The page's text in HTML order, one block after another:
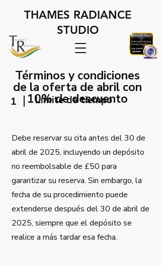
THAMES RADIANCE
STUDIO
1 Límite de tiempo
Debe reservar su cita antes del 30 de
abril de 2025, incluyendo un depósito
no reembolsable de £50 para
garantizar su reserva. Sin embargo, la
fecha de su procedimiento puede
extenderse después del 30 de abril de
2025, siempre que el depósito se
realice a más tardar esa fecha.
Términos y condiciones
de la oferta de abril con
10% de descuento